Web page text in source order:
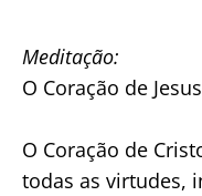
Meditação:
O Coração de
O Coração de
todas as virtudes,